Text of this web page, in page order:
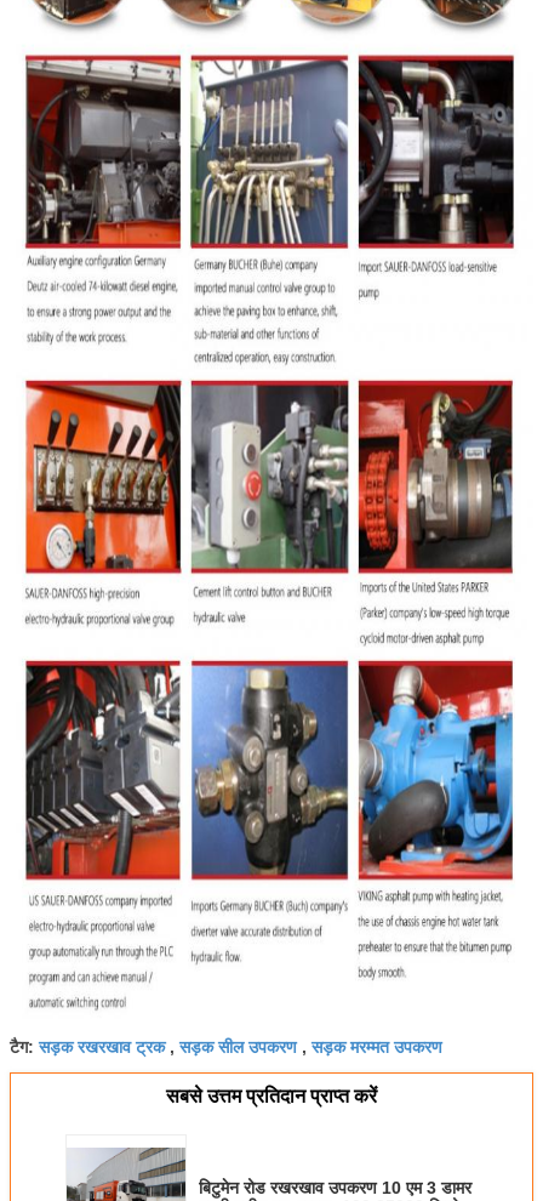
टैग:सड़क रखरखाव ट्रक,सड़क सील उपकरण,सड़क मरम्मत उपकरण
सबसे उत्तम प्रतिदान प्राप्त करें
बिटुमेन रोड रखरखाव उपकरण 10 एम 3 डामर